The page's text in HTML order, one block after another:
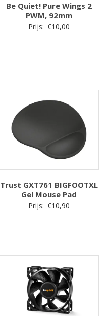
Be Quiet! Pure Wings 2
PWM, 92mm
Prijs: €10,00
Trust GXT761 BIGFOOTXL
Gel Mouse Pad
Prijs: €10,90